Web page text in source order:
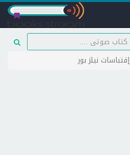
إقتباسات نيلز بور